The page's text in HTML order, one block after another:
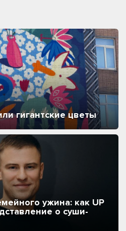
гигантские цветы
ужина: как UP
о суши-